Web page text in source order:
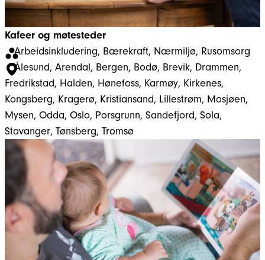
Kafeer og møtesteder
Arbeidsinkludering, Bærekraft, Nærmiljø, Rusomsorg
Ålesund, Arendal, Bergen, Bodø, Brevik, Drammen,
Fredrikstad, Halden, Hønefoss, Karmøy, Kirkenes,
Kongsberg, Kragerø, Kristiansand, Lillestrøm, Mosjøen,
Mysen, Odda, Oslo, Porsgrunn, Sandefjord, Sola,
Stavanger, Tønsberg, Tromsø